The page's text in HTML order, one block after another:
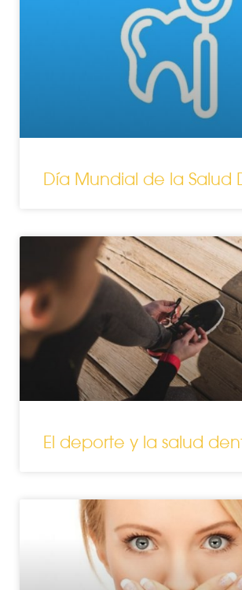
Día Mundial de la Salud
El deporte y la salud